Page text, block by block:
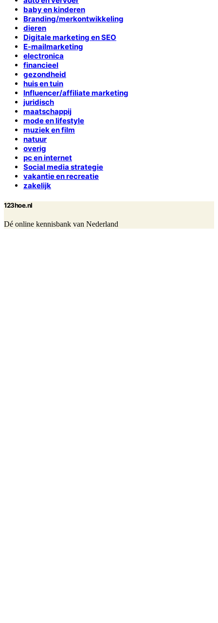
baby en kinderen
Branding/merkontwikkeling
dieren
Digitale marketing en SEO
E-mailmarketing
electronica
financieel
gezondheid
huis en tuin
Influencer/affiliate marketing
juridisch
maatschappij
mode en lifestyle
muziek en film
natuur
overig
pc en internet
Social media strategie
vakantie en recreatie
zakelijk
123hoe.nl
Dé online kennisbank van Nederland